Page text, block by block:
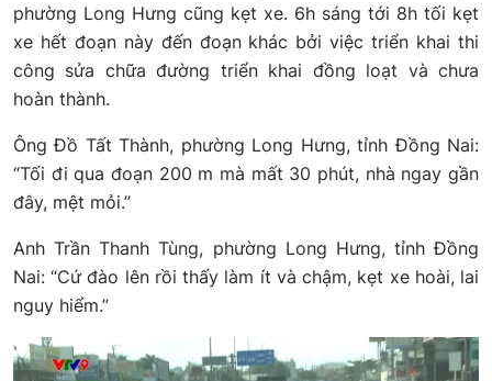
phường Long Hưng cũng kẹt xe. 6h sáng tới 8h tối kẹt
xe hết đoạn này đến đoạn khác bởi việc triển khai thi
công sửa chữa đường triển khai đồng loạt và chưa
hoàn thành.
Ông Đồ Tất Thành, phường Long Hưng, tỉnh Đồng Nai:
“Tối đi qua đoạn 200 m mà mất 30 phút, nhà ngay gần
đây, mệt mỏi.”
Anh Trần Thanh Tùng, phường Long Hưng, tỉnh Đồng
Nai: “Cứ đào lên rồi thấy làm ít và chậm, kẹt xe hoài, lai
nguy hiểm.”